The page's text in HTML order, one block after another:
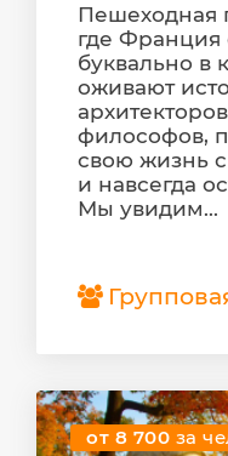
Пешеходная
где Франция
буквально в
оживают
философов,
свою жизнь
и навсегда
Мы увидим...
от 8 700 за